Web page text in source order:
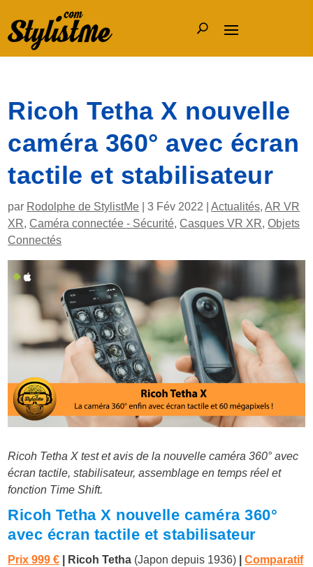
Ricoh Tetha X nouvelle
caméra 360° avec écran
tactile et stabilisateur
par Rodolphe de StylistMe |3 Fév 2022 |Actualités,AR VR
XR,Caméra connectée - Sécurité,Casques VR XR,Objets
Connectés
Ricoh Tetha X test et avis de la nouvelle caméra 360° avec
écran tactile, stabilisateur, assemblage en temps réel et
fonction Time Shift.
Ricoh Tetha X nouvelle caméra 360°
avec écran tactile et stabilisateur
Prix 999 € | Ricoh Tetha (Japon depuis 1936) |Comparatif